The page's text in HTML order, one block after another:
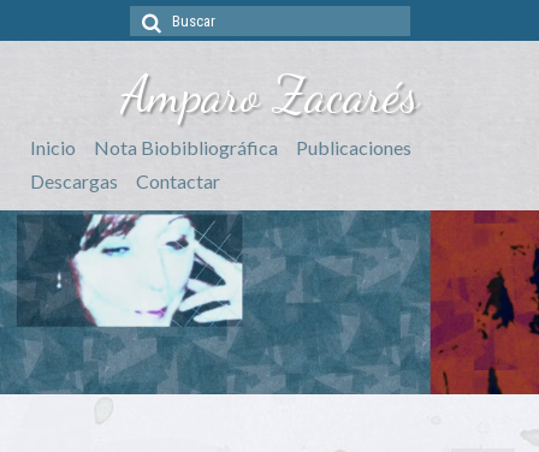
Buscar
Amparo Zacarés
Inicio Nota Biobibliográfica
Publicaciones
Descargas
Contactar